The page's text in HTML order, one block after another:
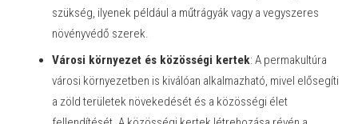
szükség, ilyenek például a műtrágyák vagy a vegyszeres
növényvédő szerek.
Városi környezet és közösségi kertek: A permakultúra
városi környezetben is kiválóan alkalmazható, mivel elősegíti
a zöld területek növekedését és a közösségi élet